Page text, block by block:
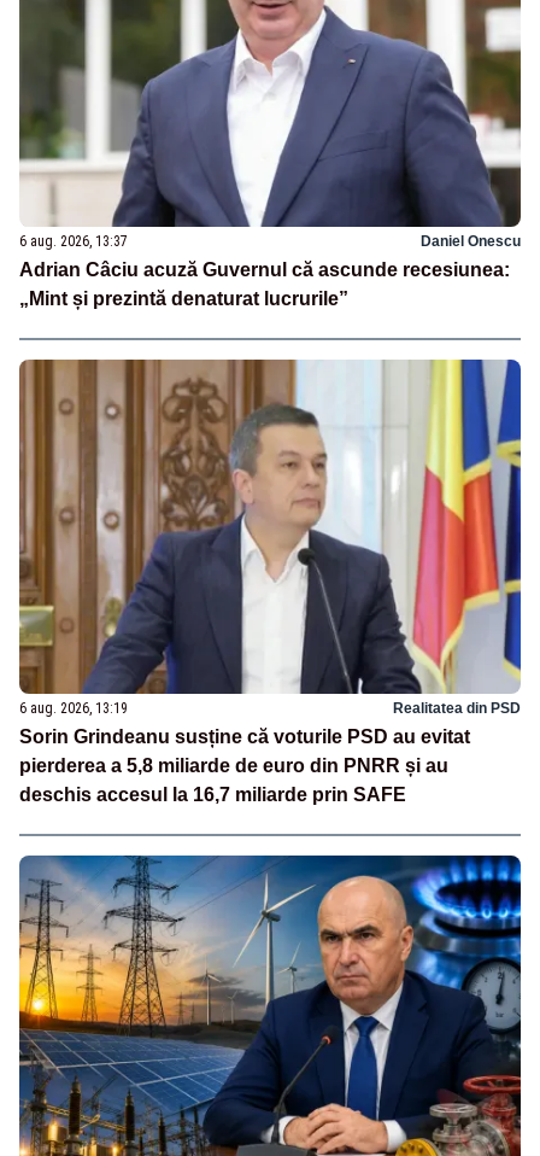
6 aug. 2026, 13:37 Daniel Onescu
Adrian Câciu acuză Guvernul că ascunde recesiunea:
„Mint și prezintă denaturat lucrurile”
6 aug. 2026, 13:19 Realitatea din PSD
Sorin Grindeanu susține că voturile PSD au evitat
pierderea a 5,8 miliarde de euro din PNRR și au
deschis accesul la 16,7 miliarde prin SAFE